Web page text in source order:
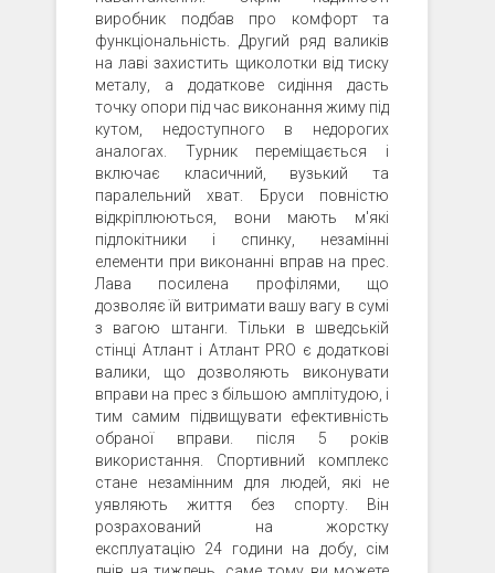
виробник подбав про комфорт та
функціональність. Другий ряд валиків
на лаві захистить щиколотки від тиску
металу, а додаткове сидіння дасть
точку опори під час виконання жиму під
кутом, недоступного в недорогих
аналогах. Турник переміщається і
включає класичний, вузький та
паралельний хват. Бруси повністю
відкріплюються, вони мають м'які
підлокітники і спинку, незамінні
елементи при виконанні вправ на прес.
Лава посилена профілями, що
дозволяє їй витримати вашу вагу в сумі
з вагою штанги. Тільки в шведській
стінці Атлант і Атлант PRO є додаткові
валики, що дозволяють виконувати
вправи на прес з більшою амплітудою, і
тим самим підвищувати ефективність
обраної вправи. після 5 років
використання. Спортивний комплекс
стане незамінним для людей, які не
уявляють життя без спорту. Він
розрахований на жорстку
експлуатацію 24 години на добу, сім